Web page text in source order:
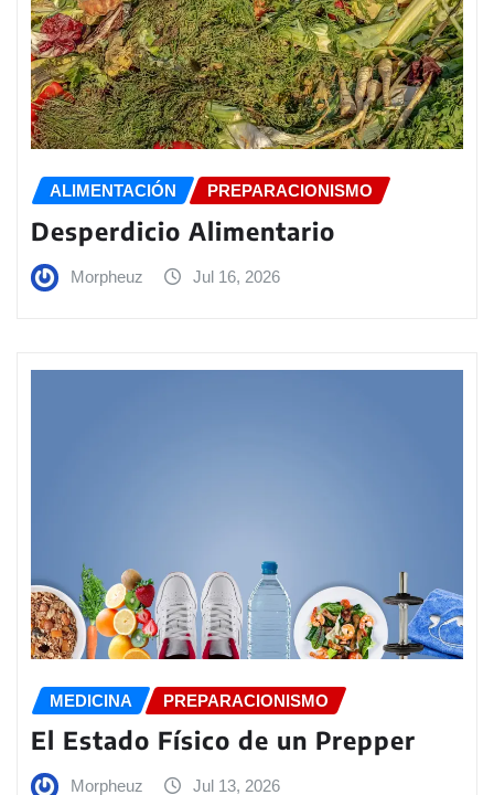
ALIMENTACIÓN PREPARACIONISMO
Desperdicio Alimentario
Morpheuz Jul 16, 2026
MEDICINA PREPARACIONISMO
El Estado Físico de un Prepper
Morpheuz Jul 13, 2026